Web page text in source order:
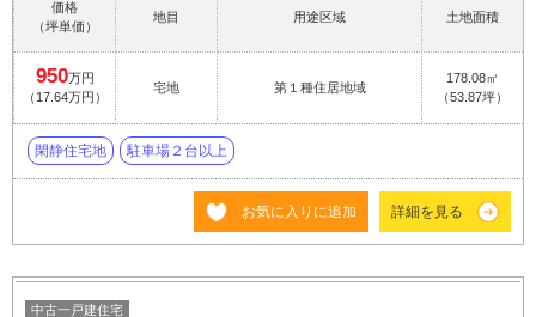
価格
（坪単価）
地目 用途区域 土地面積
950万円
（17.64万円）
宅地 第１種住居地域
178.08㎡
（53.87坪）
閑静住宅地 駐車場２台以上
お気に入りに追加 詳細を見る
中古一戸建住宅